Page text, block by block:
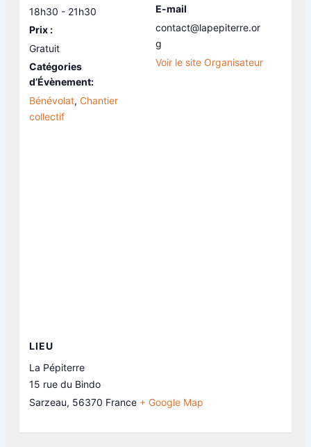
18h30 - 21h30
Prix :
Gratuit
Catégories
d’Évènement:
Bénévolat, Chantier
collectif
E-mail
contact@lapepiterre.or
g
Voir le site Organisateur
LIEU
La Pépiterre
15 rue du Bindo
Sarzeau, 56370 France + Google Map